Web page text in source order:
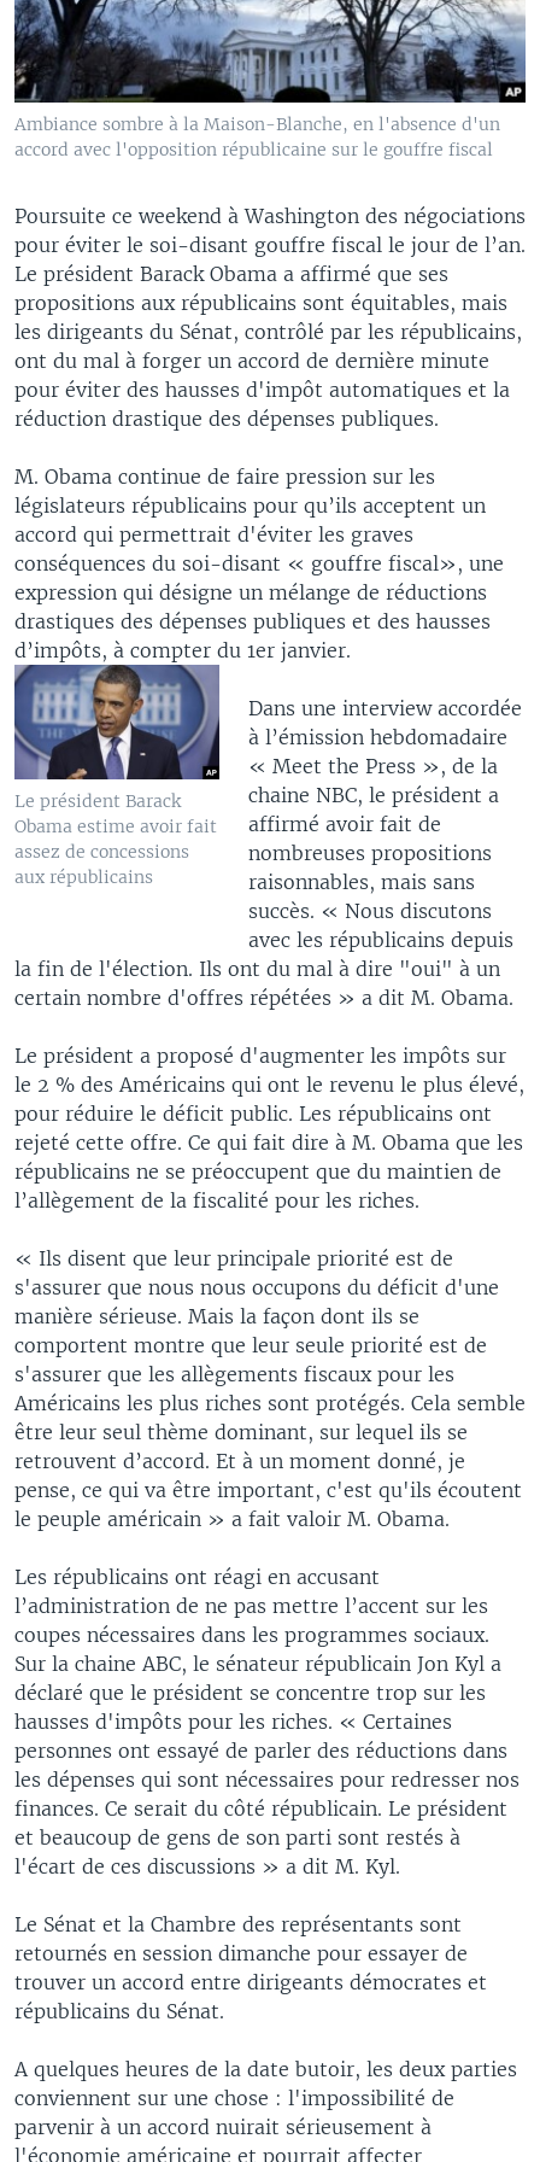
Ambiance sombre à la Maison-Blanche, en l'absence d'un
accord avec l'opposition républicaine sur le gouffre fiscal
Poursuite ce weekend à Washington des négociations
pour éviter le soi-disant gouffre fiscal le jour de l’an.
Le président Barack Obama a affirmé que ses
propositions aux républicains sont équitables, mais
les dirigeants du Sénat, contrôlé par les républicains,
ont du mal à forger un accord de dernière minute
pour éviter des hausses d'impôt automatiques et la
réduction drastique des dépenses publiques.
M. Obama continue de faire pression sur les
législateurs républicains pour qu’ils acceptent un
accord qui permettrait d'éviter les graves
conséquences du soi-disant « gouffre fiscal», une
expression qui désigne un mélange de réductions
drastiques des dépenses publiques et des hausses
d’impôts, à compter du 1er janvier.
Le président Barack
Obama estime avoir fait
assez de concessions
aux républicains
Dans une interview accordée
à l’émission hebdomadaire
« Meet the Press », de la
chaine NBC, le président a
affirmé avoir fait de
nombreuses propositions
raisonnables, mais sans
succès. « Nous discutons
avec les républicains depuis
la fin de l'élection. Ils ont du mal à dire "oui" à un
certain nombre d'offres répétées » a dit M. Obama.
Le président a proposé d'augmenter les impôts sur
le 2 % des Américains qui ont le revenu le plus élevé,
pour réduire le déficit public. Les républicains ont
rejeté cette offre. Ce qui fait dire à M. Obama que les
républicains ne se préoccupent que du maintien de
l’allègement de la fiscalité pour les riches.
« Ils disent que leur principale priorité est de
s'assurer que nous nous occupons du déficit d'une
manière sérieuse. Mais la façon dont ils se
comportent montre que leur seule priorité est de
s'assurer que les allègements fiscaux pour les
Américains les plus riches sont protégés. Cela semble
être leur seul thème dominant, sur lequel ils se
retrouvent d’accord. Et à un moment donné, je
pense, ce qui va être important, c'est qu'ils écoutent
le peuple américain » a fait valoir M. Obama.
Les républicains ont réagi en accusant
l’administration de ne pas mettre l’accent sur les
coupes nécessaires dans les programmes sociaux.
Sur la chaine ABC, le sénateur républicain Jon Kyl a
déclaré que le président se concentre trop sur les
hausses d'impôts pour les riches. « Certaines
personnes ont essayé de parler des réductions dans
les dépenses qui sont nécessaires pour redresser nos
finances. Ce serait du côté républicain. Le président
et beaucoup de gens de son parti sont restés à
l'écart de ces discussions » a dit M. Kyl.
Le Sénat et la Chambre des représentants sont
retournés en session dimanche pour essayer de
trouver un accord entre dirigeants démocrates et
républicains du Sénat.
A quelques heures de la date butoir, les deux parties
conviennent sur une chose : l'impossibilité de
parvenir à un accord nuirait sérieusement à
l'économie américaine et pourrait affecter